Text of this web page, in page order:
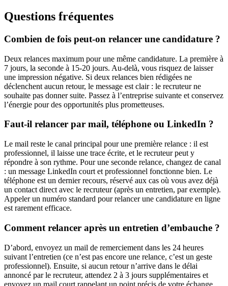
Questions fréquentes
Combien de fois peut-on relancer une candidature ?
Deux relances maximum pour une même candidature. La première à
7 jours, la seconde à 15-20 jours. Au-delà, vous risquez de laisser
une impression négative. Si deux relances bien rédigées ne
déclenchent aucun retour, le message est clair : le recruteur ne
souhaite pas donner suite. Passez à l’entreprise suivante et conservez
l’énergie pour des opportunités plus prometteuses.
Faut-il relancer par mail, téléphone ou LinkedIn ?
Le mail reste le canal principal pour une première relance : il est
professionnel, il laisse une trace écrite, et le recruteur peut y
répondre à son rythme. Pour une seconde relance, changez de canal
: un message LinkedIn court et professionnel fonctionne bien. Le
téléphone est un dernier recours, réservé aux cas où vous avez déjà
un contact direct avec le recruteur (après un entretien, par exemple).
Appeler un numéro standard pour relancer une candidature en ligne
est rarement efficace.
Comment relancer après un entretien d’embauche ?
D’abord, envoyez un mail de remerciement dans les 24 heures
suivant l’entretien (ce n’est pas encore une relance, c’est un geste
professionnel). Ensuite, si aucun retour n’arrive dans le délai
annoncé par le recruteur, attendez 2 à 3 jours supplémentaires et
envoyez un mail court rappelant un point précis de votre échange,